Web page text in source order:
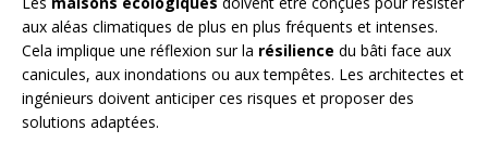
aux aléas climatiques de plus en plus fréquents et intenses.
Cela implique une réflexion sur la résilience du bâti face aux
canicules, aux inondations ou aux tempêtes. Les architectes et
ingénieurs doivent anticiper ces risques et proposer des
solutions adaptées.